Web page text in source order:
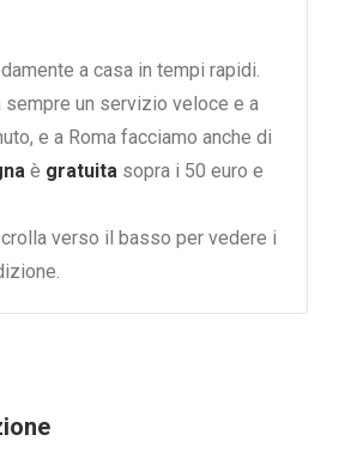
a casa in tempi rapidi.
sempre un servizio veloce e a
e a Roma facciamo anche di
è gratuita sopra i 50 euro e
verso il basso per vedere i